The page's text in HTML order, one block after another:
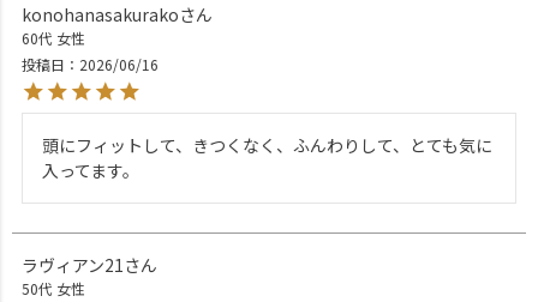
konohanasakurako
60代 女性
投稿日
2026/06/16
頭にフィットして、きつくなく、ふんわりして、とても気に
入ってます。
ラヴィアン21
50代 女性